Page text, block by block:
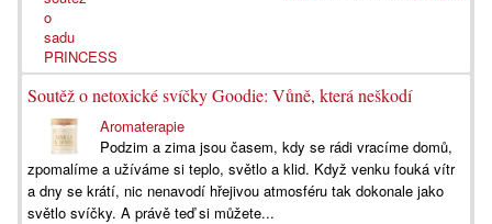
Soutěž o netoxické svíčky Goodie: Vůně, která neškodí
Aromaterapie
Podzim a zima jsou časem, kdy se rádi vracíme domů,
zpomalíme a užíváme si teplo, světlo a klid. Když venku fouká vítr
a dny se krátí, nic nenavodí hřejivou atmosféru tak dokonale jako
světlo svíčky. A právě teď si můžete...